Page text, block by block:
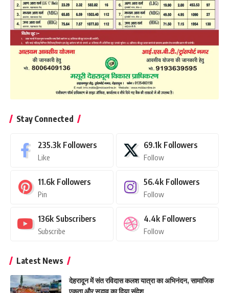
Stay Connected
235.3k Followers
Like
69.1k Followers
Follow
11.6k Followers
Pin
56.4k Followers
Follow
136k Subscribers
Subscribe
4.4k Followers
Follow
Latest News
देहरादून में संत रविदास कलश यात्रा का अभिनंदन, सामाजिक
एकता और सद्भाव का दिया संदेश